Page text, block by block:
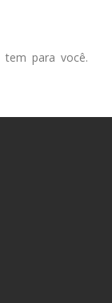
tem para você.